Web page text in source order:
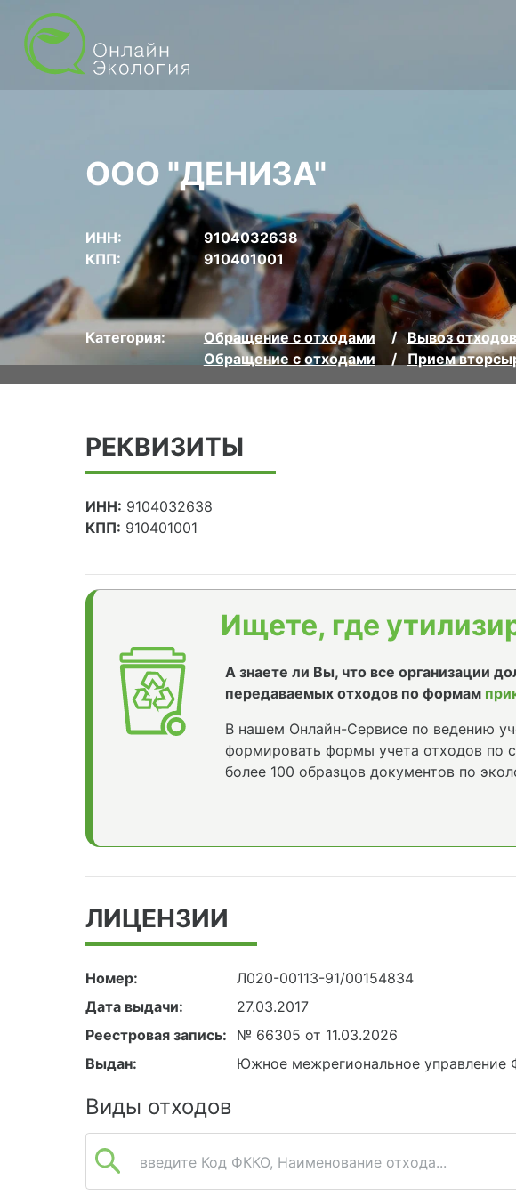
ООО "ДЕНИЗА"
ИНН:
9104032638
КПП:
910401001
Категория: Обращение с отходами
Вывоз
Обращение с отходами
Прием
РЕКВИЗИТЫ
ИНН: 9104032638
КПП: 910401001
Ищете, где
А знаете ли Вы, что все организации
передаваемых отходов по формам
В нашем Онлайн-Сервисе по ведению
формировать формы учета отходов по
более 100 образцов документов по
ЛИЦЕНЗИИ
Номер:
Л020-00113-91/00154834
Дата выдачи:
27.03.2017
Реестровая запись:
№ 66305 от 11.03.2026
Выдан:
Южное межрегиональное управление
Виды отходов
введите Код ФККО, Наименование отхода...